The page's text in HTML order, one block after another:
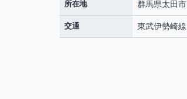
所在地 群馬県太田市
交通 東武伊勢崎線